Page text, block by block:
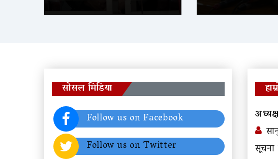
सोसल मिडिया
Follow us on Facebook
Follow us on Twitter
सूचना